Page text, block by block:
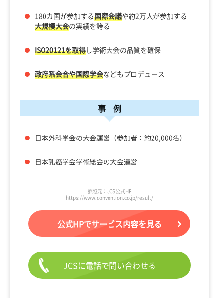
180カ国が参加する国際会議や約2万人が参加する
大規模大会の実績を誇る
ISO20121を取得し学術大会の品質を確保
政府系会合や国際学会などもプロデュース
事 例
日本外科学会の大会運営（参加者：約20,000名）
日本乳癌学会学術総会の大会運営
参照元：JCS公式HP
https://www.convention.co.jp/result/
公式HPでサービス内容を見る
JCSに電話で問い合わせる